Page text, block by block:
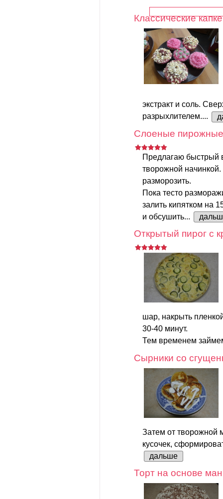
Классические
экстракт и соль.
разрыхлителем....
Слоеные
Предлагаю быстрый
творожной
разморозить.
Пока тесто
залить кипятком на
и обсушить...
Открытый пирог с
шар, накрыть
30-40 минут.
Тем временем
Сырники со
Затем от творожной
кусочек,
дальше
Торт на основе